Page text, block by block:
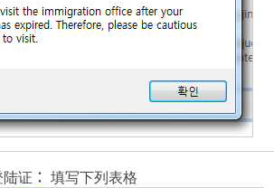
证： 填写下列表格